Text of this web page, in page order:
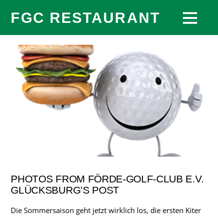
FGC RESTAURANT
PHOTOS FROM FÖRDE-GOLF-CLUB E.V.
GLÜCKSBURG’S POST
Die Sommersaison geht jetzt wirklich los, die ersten Kiter